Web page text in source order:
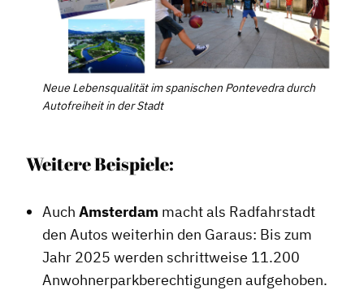
Neue Lebensqualität im spanischen Pontevedra durch
Autofreiheit in der Stadt
Weitere Beispiele:
Auch Amsterdam macht als Radfahrstadt
den Autos weiterhin den Garaus: Bis zum
Jahr 2025 werden schrittweise 11.200
Anwohnerparkberechtigungen aufgehoben.